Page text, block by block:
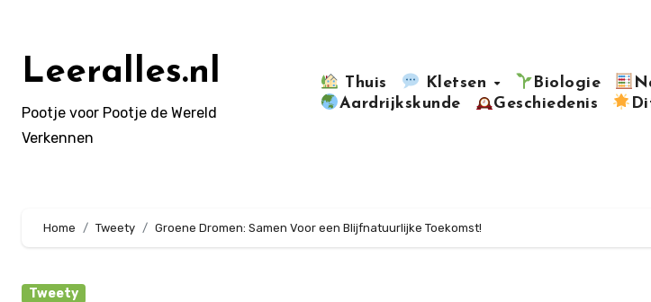
inhoudLeeralles.nl
Pootje voor Pootje de Wereld
Verkennen
Thuis Kletsen Biologie
Aardrijkskunde
Geschiedenis
Home Tweety Groene Dromen: Samen Voor een Blijfnatuurlijke Toekomst!
Tweety